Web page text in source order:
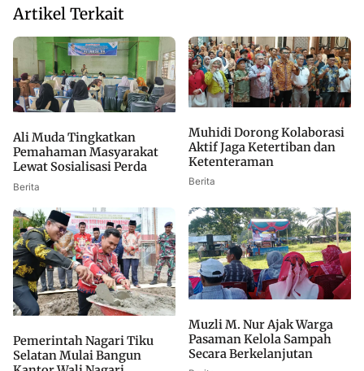
Artikel Terkait
Ali Muda Tingkatkan
Pemahaman Masyarakat
Lewat Sosialisasi Perda
Berita
Muhidi Dorong Kolaborasi
Aktif Jaga Ketertiban dan
Ketenteraman
Berita
Pemerintah Nagari Tiku
Selatan Mulai Bangun
Muzli M. Nur Ajak Warga
Pasaman Kelola Sampah
Secara Berkelanjutan